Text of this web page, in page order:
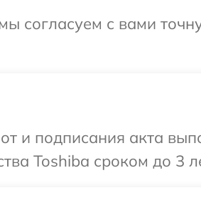
согласуем с вами
и подписания акта
Toshiba сроком до 3